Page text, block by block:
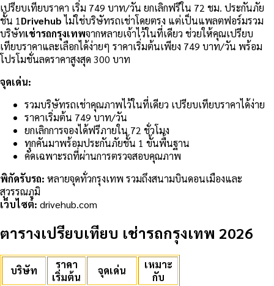
เปรียบเทียบราคา เริ่ม 749 บาท/วัน ยกเลิกฟรีใน 72 ชม. ประกันภัย
ชั้น 1 Drivehubไม่ใช่บริษัทรถเช่าโดยตรง แต่เป็นแพลตฟอร์มรวม
บริษัทเช่ารถกรุงเทพจากหลายเจ้าไว้ในที่เดียว ช่วยให้คุณเปรียบ
เทียบราคาและเลือกได้ง่ายๆ ราคาเริ่มต้นเพียง 749 บาท/วัน พร้อม
โปรโมชั่นลดราคาสูงสุด 300 บาท
จุดเด่น:
รวมบริษัทรถเช่าคุณภาพไว้ในที่เดียว เปรียบเทียบราคาได้ง่าย
ราคาเริ่มต้น 749 บาท/วัน
ยกเลิกการจองได้ฟรีภายใน 72 ชั่วโมง
ทุกคันมาพร้อมประกันภัยชั้น 1 ขั้นพื้นฐาน
คัดเฉพาะรถที่ผ่านการตรวจสอบคุณภาพ
พิกัดรับรถ: หลายจุดทั่วกรุงเทพ รวมถึงสนามบินดอนเมืองและ
สุวรรณภูมิ
เว็บไซต์: drivehub.com
ตารางเปรียบเทียบ เช่ารถกรุงเทพ 2026
บริษัท
ราคา
เริ่มต้น
จุดเด่น
เหมาะ
กับ